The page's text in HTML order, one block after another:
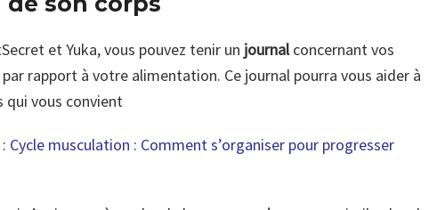
et Yuka, vous pouvez tenir un journalconcernant vos
par rapport à votre alimentation. Ce journal pourra vous aider à
qui vous convient
Cycle musculation : Comment s’organiser pour progresser